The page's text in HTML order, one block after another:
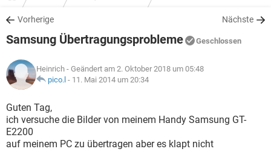
WINDOWS 10
WHATSAPP TIKTOK
FACEBOOK
SPIELE STREAMING
WHATSAPP TIKTOK
FACEBOOK
DOWNLOADS
SPIELE STREAMING
ANDROID
WINDOWS 10 INSTAGRAM
WHATSAPP
FACEBOOK HARDWARE
SPIELE STREAMING
ANDROID
WINDOWS 10
WHATSAPP
LEXIKON
SPIELE
ANDROID IOS
WINDOWS 10 INSTAGRAM
Vorherige Nächste
Samsung Übertragungsprobleme Geschlossen
Heinrich - Geändert am 2. Oktober 2018 um 05:48
pico.l - 11. Mai 2014 um 20:34
Guten Tag,
ich versuche die Bilder von meinem Handy Samsung GT-
E2200
auf meinem PC zu übertragen aber es klapt nicht